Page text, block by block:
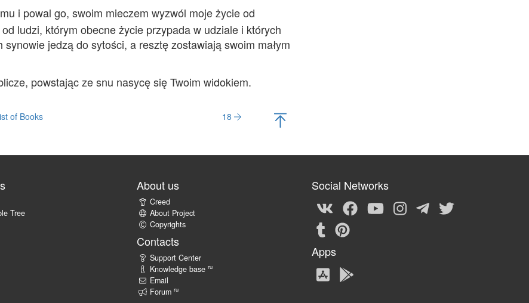
i powal go, swoim mieczem wyzwól moje życie od
ludzi, którym obecne życie przypada w udziale i których
jedzą do sytości, a resztę zostawiają swoim małym
powstając ze snu nasycę się Twoim widokiem.
of Books 18
Tree
About us
Creed
About Project
Copyrights
Contacts
Support Center
Knowledge base ru
Email
Forum ru
Social Networks
Apps